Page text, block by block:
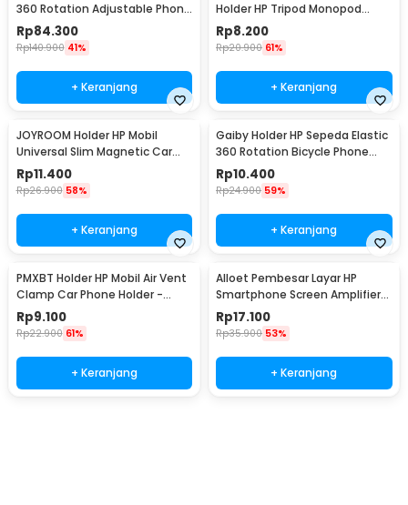
360 Rotation Adjustable Phone
Holder - GH027
Rp84.300
Rp140.900 41%
+ Keranjang
Holder HP Tripod Monopod
Clamp Mount 1/4 Thread -
F360
Rp8.200
Rp20.900 61%
+ Keranjang
JOYROOM Holder HP Mobil
Universal Slim Magnetic Car
Phone Holder - F6
Rp11.400
Rp26.900 58%
+ Keranjang
Gaiby Holder HP Sepeda Elastic
360 Rotation Bicycle Phone
Holder - B07
Rp10.400
Rp24.900 59%
+ Keranjang
PMXBT Holder HP Mobil Air Vent
Clamp Car Phone Holder -
YC001
Rp9.100
Rp22.900 61%
+ Keranjang
Alloet Pembesar Layar HP
Smartphone Screen Amplifier
10 Inch - SY-11
Rp17.100
Rp35.900 53%
+ Keranjang